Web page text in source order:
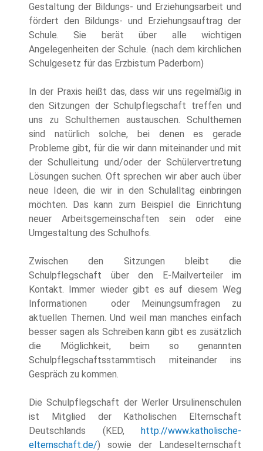
Gestaltung der Bildungs- und Erziehungsarbeit und
fördert den Bildungs- und Erziehungsauftrag der
Schule. Sie berät über alle wichtigen
Angelegenheiten der Schule. (nach dem kirchlichen
Schulgesetz für das Erzbistum Paderborn)
In der Praxis heißt das, dass wir uns regelmäßig in
den Sitzungen der Schulpflegschaft treffen und
uns zu Schulthemen austauschen. Schulthemen
sind natürlich solche, bei denen es gerade
Probleme gibt, für die wir dann miteinander und mit
der Schulleitung und/oder der Schülervertretung
Lösungen suchen. Oft sprechen wir aber auch über
neue Ideen, die wir in den Schulalltag einbringen
möchten. Das kann zum Beispiel die Einrichtung
neuer Arbeitsgemeinschaften sein oder eine
Umgestaltung des Schulhofs.
Zwischen den Sitzungen bleibt die
Schulpflegschaft über den E-Mailverteiler im
Kontakt. Immer wieder gibt es auf diesem Weg
Informationen oder Meinungsumfragen zu
aktuellen Themen. Und weil man manches einfach
besser sagen als Schreiben kann gibt es zusätzlich
die Möglichkeit, beim so genannten
Schulpflegschaftsstammtisch miteinander ins
Gespräch zu kommen.
Die Schulpflegschaft der Werler Ursulinenschulen
ist Mitglied der Katholischen Elternschaft
Deutschlands (KED, http://www.katholische-
elternschaft.de/) sowie der Landeselternschaft